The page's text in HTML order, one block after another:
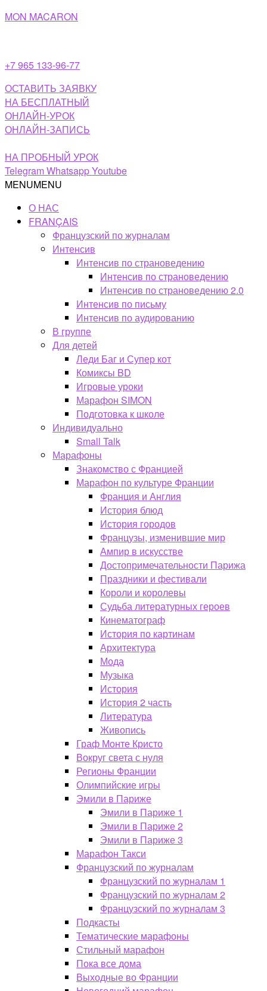
Перейти
MON MACARON
+7 965 133-96-77
ОСТАВИТЬ ЗАЯВКУ
НА БЕСПЛАТНЫЙ
ОНЛАЙН-УРОК
ОНЛАЙН-ЗАПИСЬ
НА ПРОБНЫЙ УРОК
TelegramWhatsappYoutube
MENUMENU
О НАС
FRANÇAIS
Французский по журналам
Интенсив
Интенсив по страноведению
Интенсив по страноведению
Интенсив по страноведению 2.0
Интенсив по письму
Интенсив по аудированию
В группе
Для детей
Леди Баг и Супер кот
Комиксы BD
Игровые уроки
Марафон SIMON
Подготовка к школе
Индивидуально
Small Talk
Марафоны
Знакомство с Францией
Марафон по культуре Франции
Франция и Англия
История блюд
История городов
Французы, изменившие мир
Ампир в искусстве
Достопримечательности Парижа
Праздники и фестивали
Короли и королевы
Судьба литературных героев
Кинематограф
История по картинам
Архитектура
Мода
Музыка
История
История 2 часть
Литература
Живопись
Граф Монте Кристо
Вокруг света с нуля
Регионы Франции
Олимпийские игры
Эмили в Париже
Эмили в Париже 1
Эмили в Париже 2
Эмили в Париже 3
Марафон Такси
Французский по журналам
Французский по журналам 1
Французский по журналам 2
Французский по журналам 3
Подкасты
Тематические марафоны
Стильный марафон
Пока все дома
Выходные во Франции